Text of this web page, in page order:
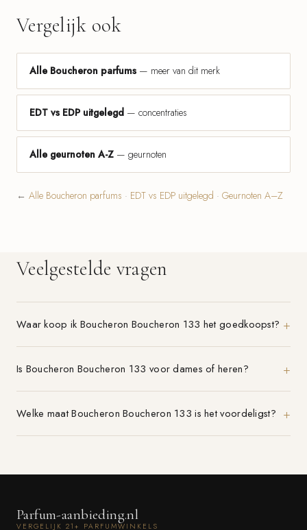
Vergelijk ook
Alle Boucheron parfums — meer van dit merk
EDT vs EDP uitgelegd — concentraties
Alle geurnoten A-Z — geurnoten
← Alle Boucheron parfums · EDT vs EDP uitgelegd · Geurnoten A–Z
Veelgestelde vragen
Waar koop ik Boucheron Boucheron 133 het goedkoopst?
Is Boucheron Boucheron 133 voor dames of heren?
Welke maat Boucheron Boucheron 133 is het voordeligst?
Parfum-aanbieding.nl
VERGELIJK 21+ PARFUMWINKELS